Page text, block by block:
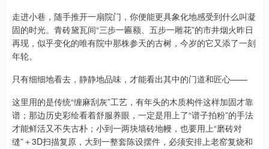
走进小巷，随手推开一扇院门，你便能更具象化地感受到什么叫凝
固的时光。青砖黛瓦间“三步一匾额、五步一雕花”的市井烟火昨日
再现，似乎变化的唯有院中那株参天的古树，今岁的它又添了一刻
年轮。
只有细细地看去，静静地品味，才能看出其中的门道和匠心——
这里用的是传统“缠麻刮灰”工艺，有年头的木质构件这样加固才靠
谱；那边历史彩绘看着舒服养眼，一定是用上了“谱子拍粉”的手法
才能鲜活又不失古朴；小到一两块墙砖地幔，也要用上“磨砖对
缝”＋3D扫描复原，大到一整套陈设摆件，必须安排上老窑复烧和